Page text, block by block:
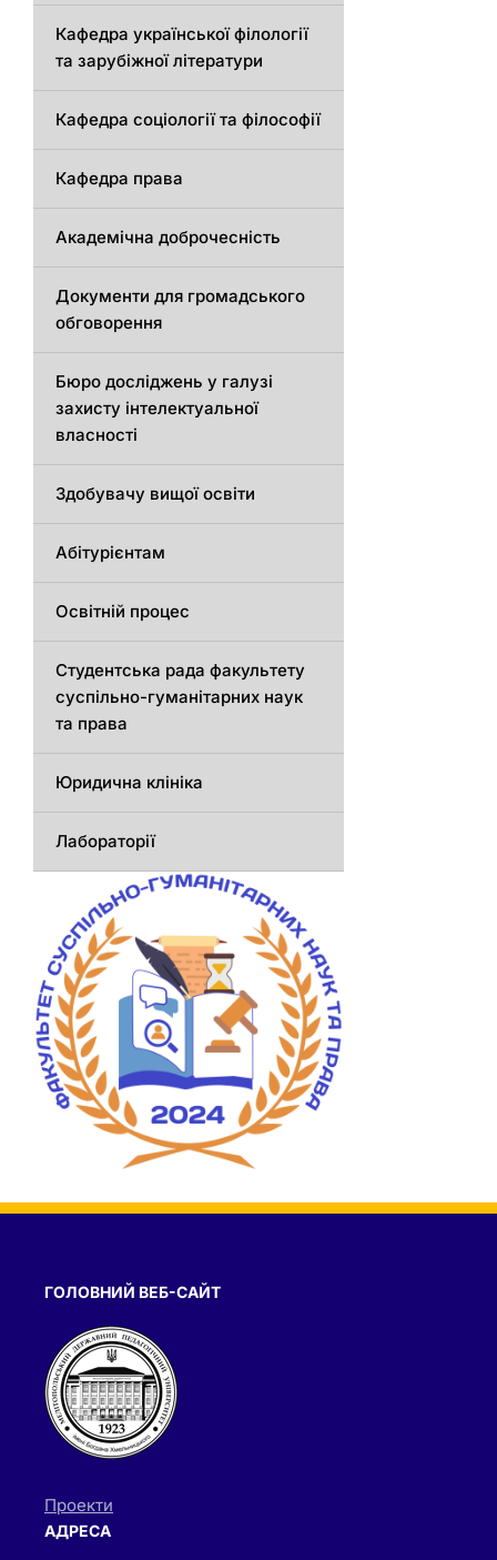
Кафедра української філології
та зарубіжної літератури
Кафедра соціології та філософії
Кафедра права
Академічна доброчесність
Документи для громадського
обговорення
Бюро досліджень у галузі
захисту інтелектуальної
власності
Здобувачу вищої освіти
Абітурієнтам
Освітній процес
Студентська рада факультету
суспільно-гуманітарних наук
та права
Юридична клініка
Лабораторії
ГОЛОВНИЙ ВЕБ-САЙТ
Проекти
АДРЕСА